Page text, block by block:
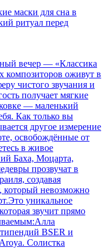
маски для сна в
ритуал перед
вечер — «Классика
композиторов оживут в
чистого звучания и
получает мягкие
— маленький
Как только вы
другое измерение
освобождённые от
в живое
Баха, Моцарта,
прозвучат в
создавая
который невозможно
уникальное
звучит прямо
BSER и
Солистка